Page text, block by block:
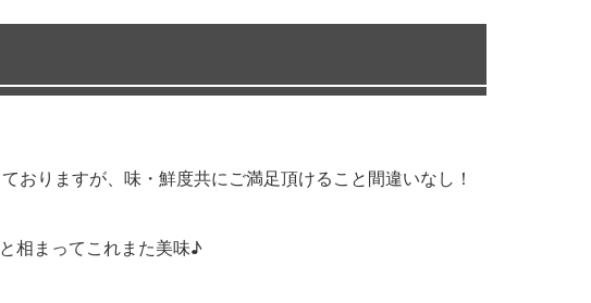
りますが、味・鮮度共にご満足頂けること間違いなし！
相まってこれまた美味♪